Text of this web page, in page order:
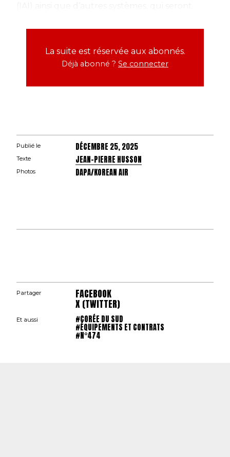
La suite est réservée aux abonnés.
Déjà abonné ? Se connecter
Publié le DÉCEMBRE 25, 2025
Texte JEAN-PIERRE HUSSON
Photos DAPA/KOREAN AIR
Partager FACEBOOK
X (TWITTER)
Et aussi #CORÉE DU SUD
#ÉQUIPEMENTS ET CONTRATS
#N°474